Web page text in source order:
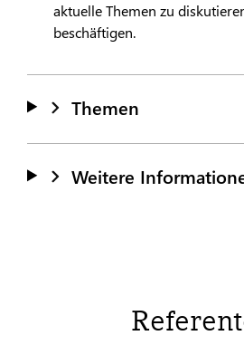
aktuelle Themen zu
beschäftigen.
Themen
Weitere